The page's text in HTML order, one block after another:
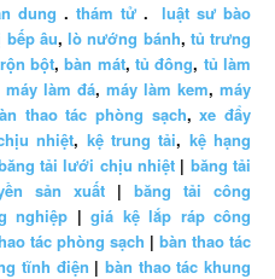
dung . thám tử.luật sư bào
âu,lò nướng bánh, tủ trưng
bột,bàn mát, tủ đông, tủ làm
máy làm đá, máy làm kem, máy
thao tác phòng sạch,xe đẩy
nhiệt, kệ trung tải, kệ hạng
tải lưới chịu nhiệt| băng tải
sản xuất | băng tải công
nghiệp |giá kệ lắp ráp công
tác phòng sạch | bàn thao tác
tĩnh điện | bàn thao tác khung